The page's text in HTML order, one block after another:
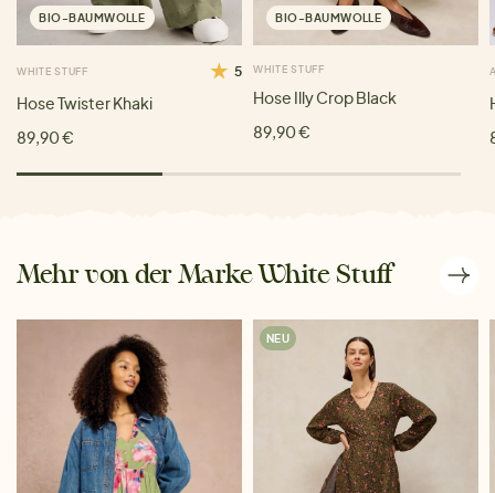
BIO-BAUMWOLLE
WHITE STUFF 5
Hose Twister Khaki
89,90 €
BIO-BAUMWOLLE
WHITE STUFF
Hose Illy Crop Black
89,90 €
Mehr von der Marke White Stuff
NEU